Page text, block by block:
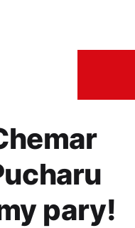
pary!